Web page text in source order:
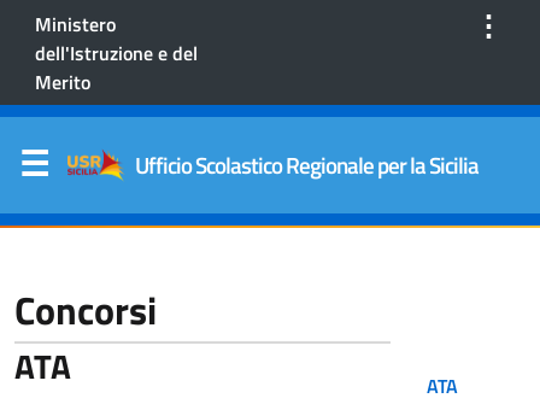
Ministero
dell'Istruzione e del
Merito
⋮
Ufficio Scolastico Regionale per la Sicilia
Concorsi
ATA
ATA